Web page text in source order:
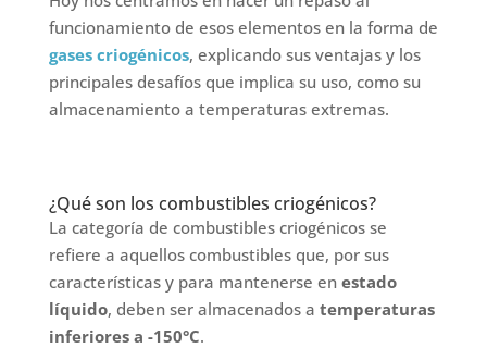
funcionamiento de esos elementos en la forma de
gases criogénicos, explicando sus ventajas y los
principales desafíos que implica su uso, como su
almacenamiento a temperaturas extremas.
¿Qué son los combustibles criogénicos?
La categoría de combustibles criogénicos se
refiere a aquellos combustibles que, por sus
características y para mantenerse en estado
líquido, deben ser almacenados a temperaturas
inferiores a -150°C.